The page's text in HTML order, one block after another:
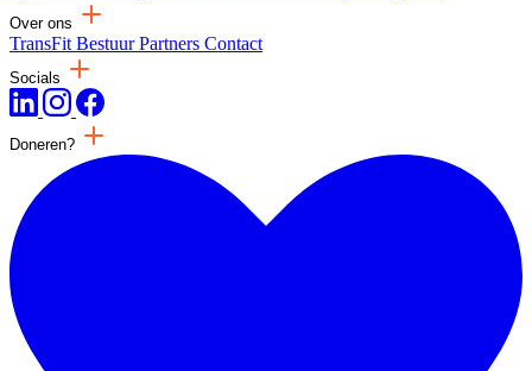
Over ons
TransFit BestuurPartners Contact
Socials
Doneren?